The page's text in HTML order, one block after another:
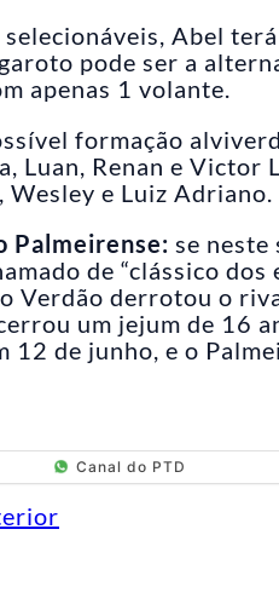
Abel
pode ser a
apenas 1 volante.
formação
Luan, Renan e Victor
Wesley e Luiz Adriano.
Palmeirense: se neste
de “clássico
Verdão derrotou o
um jejum de 16
12 de junho, e o
Canal do PTD